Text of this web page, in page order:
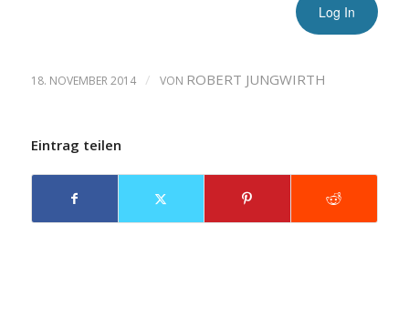
18. NOVEMBER 2014 / VON ROBERT JUNGWIRTH
Eintrag teilen